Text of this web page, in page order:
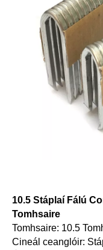
10.5 Stáplaí Fálú
Tomhsaire
Tomhsaire: 10.5
Cineál ceanglóir: